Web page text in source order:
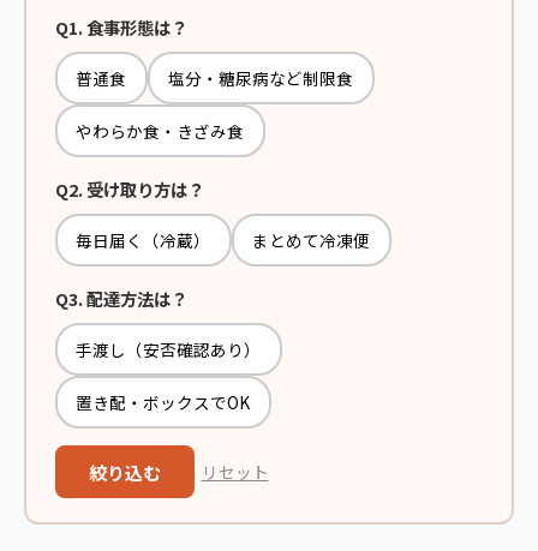
Q1. 食事形態は？
普通食 塩分・糖尿病など制限食
やわらか食・きざみ食
Q2. 受け取り方は？
毎日届く（冷蔵） まとめて冷凍便
Q3. 配達方法は？
手渡し（安否確認あり）
置き配・ボックスでOK
絞り込む リセット